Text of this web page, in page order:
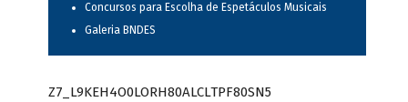
Concursos para Escolha de Espetáculos Musicais
Galeria BNDES
Z7_L9KEH4O0LORH80ALCLTPF80SN5